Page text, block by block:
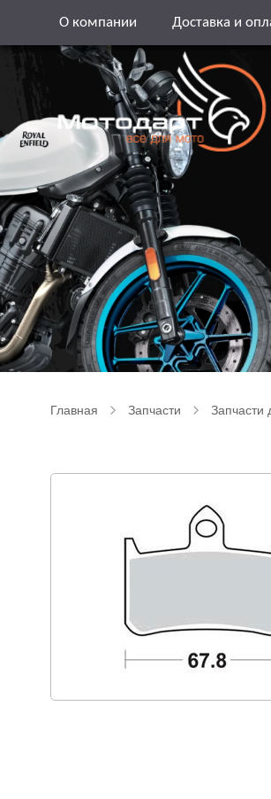
О компании Доставка и
Главная Запчасти Запчасти